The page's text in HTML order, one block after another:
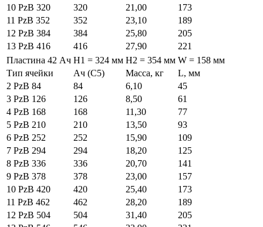
10 PzB 320
320 21,00
173
11 PzB 352
352 23,10
189
12 PzB 384
384 25,80
205
13 PzB 416
416 27,90
221
Пластина 42 Ач H1 = 324 мм H2 = 354 мм W = 158 мм
Тип ячейки
Ач (C5) Масса, кг
L, мм
2 PzB 84
84 6,10
45
3 PzB 126
126 8,50
61
4 PzB 168
168 11,30
77
5 PzB 210
210 13,50
93
6 PzB 252
252 15,90
109
7 PzB 294
294 18,20
125
8 PzB 336
336 20,70
141
9 PzB 378
378 23,00
157
10 PzB 420
420 25,40
173
11 PzB 462
462 28,20
189
12 PzB 504
504 31,40
205